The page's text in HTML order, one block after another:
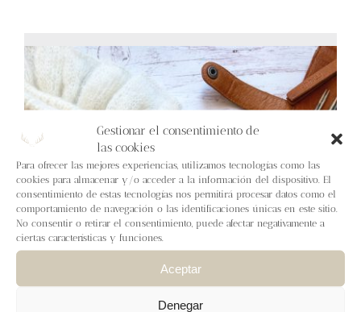
Gestionar el consentimiento de
las cookies
Para ofrecer las mejores experiencias, utilizamos tecnologías como las
cookies para almacenar y/o acceder a la información del dispositivo. El
consentimiento de estas tecnologías nos permitirá procesar datos como el
comportamiento de navegación o las identificaciones únicas en este sitio.
No consentir o retirar el consentimiento, puede afectar negativamente a
ciertas características y funciones.
Aceptar
Denegar